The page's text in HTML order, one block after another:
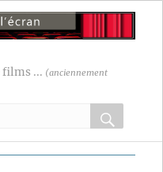
films ... (anciennement
OK